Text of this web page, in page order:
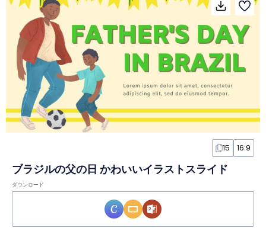
15 16:9
ブラジルの父の日 かわいいイラストスライド
ダウンロード